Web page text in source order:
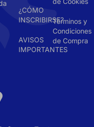
¿CÓMO
INSCRIBIRSE?
AVISOS
IMPORTANTES
Términos y
Condiciones
de Compra